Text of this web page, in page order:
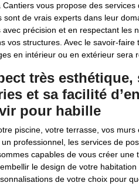
vous propose des
sont de vrais experts dans leur
précision et en respectant les
vos structures. Avec le savoir-
en intérieur ou en extérieur sera
très
et sa facilité
pour habille
piscine, votre terrasse, vos
professionnel, les services de
capables de vous créer
le design de votre
de votre choix pour